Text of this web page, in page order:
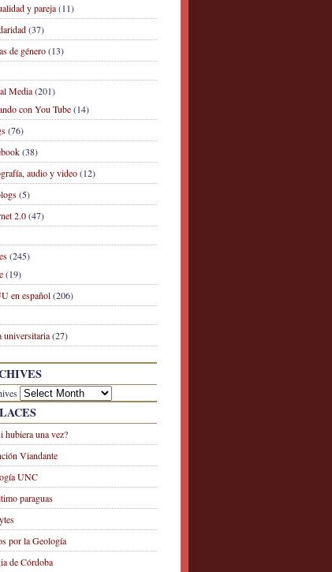
y pareja(11)
(37)
de género(13)
Media(201)
con You Tube(14)
(76)
(38)
audio y video(12)
(5)
2.0(47)
(245)
(19)
en español(206)
universitaria(27)
hubiera una vez?
Viandante
UNC
paraguas
por la Geología
de Córdoba